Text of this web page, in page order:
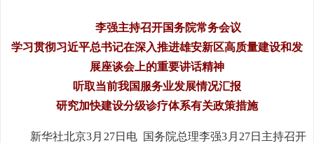
李强主持召开国务院常务会议
学习贯彻习近平总书记在深入推进雄安新区高质量建设和发
展座谈会上的重要讲话精神
听取当前我国服务业发展情况汇报
研究加快建设分级诊疗体系有关政策措施
新华社北京3月27日电 国务院总理李强3月27日主持召开